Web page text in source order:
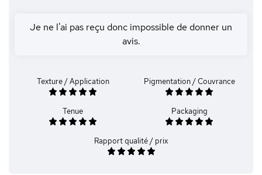
Je ne l'ai pas reçu donc impossible de donner un
avis.
Texture / Application Pigmentation / Couvrance
Tenue Packaging
Rapport qualité / prix